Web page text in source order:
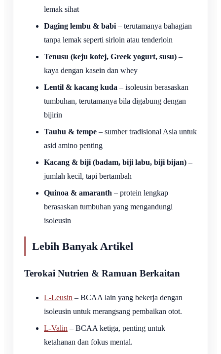
lemak sihat
Daging lembu & babi – terutamanya bahagian
tanpa lemak seperti sirloin atau tenderloin
Tenusu (keju kotej, Greek yogurt, susu) –
kaya dengan kasein dan whey
Lentil & kacang kuda – isoleusin berasaskan
tumbuhan, terutamanya bila digabung dengan
bijirin
Tauhu & tempe – sumber tradisional Asia untuk
asid amino penting
Kacang & biji (badam, biji labu, biji bijan) –
jumlah kecil, tapi bertambah
Quinoa & amaranth – protein lengkap
berasaskan tumbuhan yang mengandungi
isoleusin
Lebih Banyak Artikel
Terokai Nutrien & Ramuan Berkaitan
L-Leusin – BCAA lain yang bekerja dengan
isoleusin untuk merangsang pembaikan otot.
L-Valin – BCAA ketiga, penting untuk
ketahanan dan fokus mental.